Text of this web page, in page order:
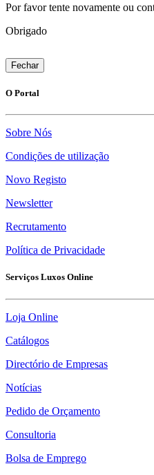
Por favor tente novamente ou
Obrigado
Fechar
O Portal
Sobre Nós
Condições de utilização
Novo Registo
Newsletter
Recrutamento
Política de Privacidade
Serviços Luxos Online
Loja Online
Catálogos
Directório de Empresas
Notícias
Pedido de Orçamento
Consultoria
Bolsa de Emprego